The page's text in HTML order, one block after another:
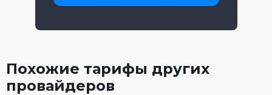
Похожие тарифы других
провайдеров